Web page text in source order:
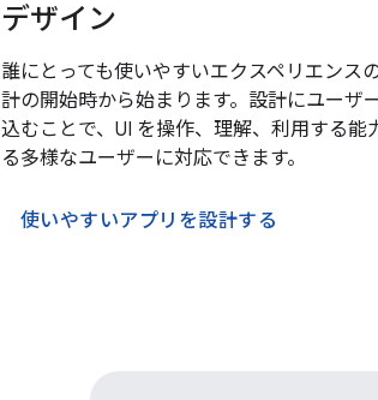
デザイン
誰にとっても使いやすいエクスペリエンス
計の開始時から始まります。設計にユーザ
込むことで、UI を操作、理解、利用する能
る多様なユーザーに対応できます。
使いやすいアプリを設計する